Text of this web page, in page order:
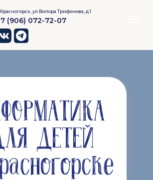
ул.Вилора Трифонова, д.1
(906) 072-72-07
ДЕТЕЙ